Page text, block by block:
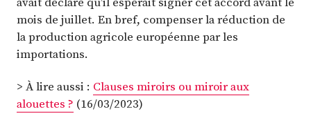
mois de juillet. En bref, compenser la réduction de
la production agricole européenne par les
importations.
> À lire aussi : Clauses miroirs ou miroir aux
alouettes ? (16/03/2023)